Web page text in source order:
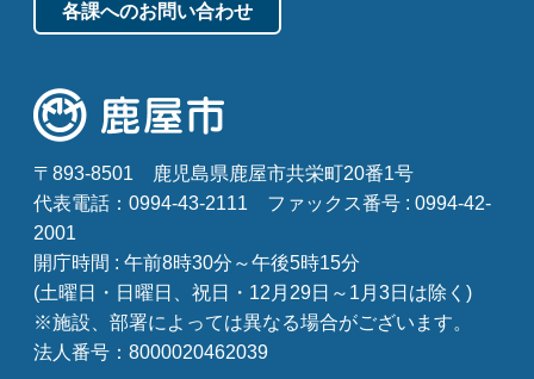
各課へのお問い合わせ
〒893-8501
鹿児島県鹿屋市共栄町20番1号
代表電話：0994-43-2111
ファックス番号 : 0994-42-
2001
開庁時間 : 午前8時30分～午後5時15分
(土曜日・日曜日、祝日・12月29日～1月3日は除く)
※施設、部署によっては異なる場合がございます。
法人番号：8000020462039